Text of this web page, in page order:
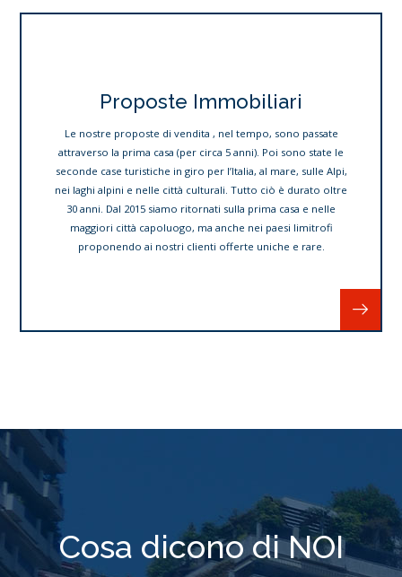
Proposte Immobiliari
Le nostre proposte di vendita , nel tempo, sono passate
attraverso la prima casa (per circa 5 anni). Poi sono state le
seconde case turistiche in giro per l’Italia, al mare, sulle Alpi,
nei laghi alpini e nelle città culturali. Tutto ciò è durato oltre
30 anni. Dal 2015 siamo ritornati sulla prima casa e nelle
maggiori città capoluogo, ma anche nei paesi limitrofi
proponendo ai nostri clienti offerte uniche e rare.
Cosa dicono di NOI